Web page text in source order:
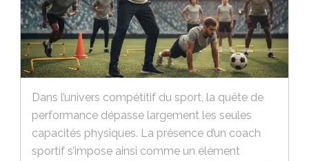
Dans l’univers compétitif du sport, la quête de
performance dépasse largement les seules
capacités physiques. La présence d’un coach
sportif s’impose ainsi comme un élément